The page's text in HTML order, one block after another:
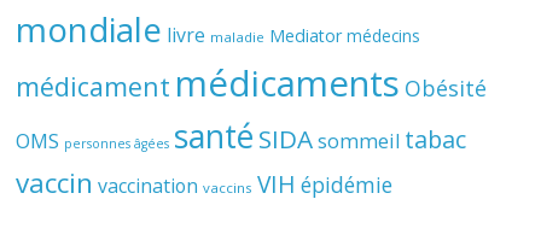
mondiale livre maladie Mediator médecins
médicament médicaments Obésité
OMS personnes âgées santé SIDAsommeil tabac
vaccin vaccination vaccins VIH épidémie